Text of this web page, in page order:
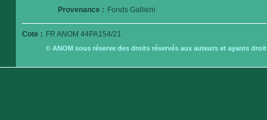
Provenance : Fonds Gallieni
Cote : FR ANOM 44PA154/21
© ANOM sous réserve des droits réservés aux auteurs et ayants droit